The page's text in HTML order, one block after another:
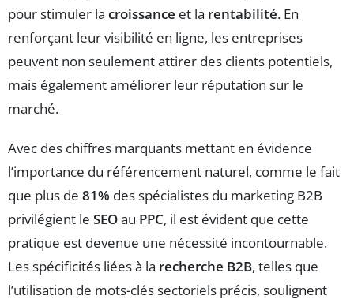
pour stimuler la croissance et la rentabilité. En
renforçant leur visibilité en ligne, les entreprises
peuvent non seulement attirer des clients potentiels,
mais également améliorer leur réputation sur le
marché.
Avec des chiffres marquants mettant en évidence
l’importance du référencement naturel, comme le fait
que plus de 81% des spécialistes du marketing B2B
privilégient le SEOau PPC, il est évident que cette
pratique est devenue une nécessité incontournable.
Les spécificités liées à la recherche B2B, telles que
l’utilisation de mots-clés sectoriels précis, soulignent